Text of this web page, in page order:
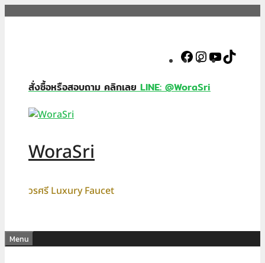
Facebook
Instagram
YouTube
สั่งซื้อหรือสอบถาม คลิกเลยLINE: @WoraSri
WoraSri
วรศรี Luxury Faucet
Menu